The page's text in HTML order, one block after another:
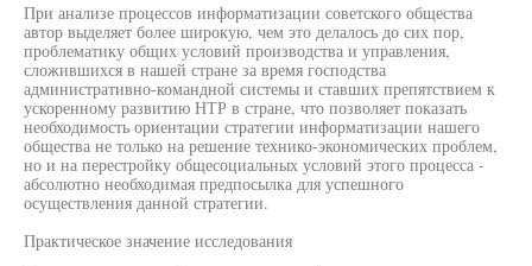
При анализе процессов информатизации советского общества
автор выделяет более широкую, чем это делалось до сих пор,
проблематику общих условий производства и управления,
сложившихся в нашей стране за время господства
административно-командной системы и ставших препятствием к
ускоренному развитию НТР в стране, что позволяет показать
необходимость ориентации стратегии информатизации нашего
общества не только на решение технико-экономических проблем,
но и на перестройку общесоциальных условий этого процесса -
абсолютно необходимая предпосылка для успешного
осуществления данной стратегии.
Практическое значение исследования